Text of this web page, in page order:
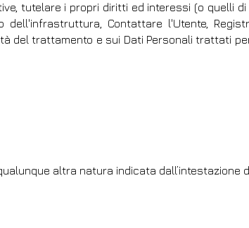
tutelare i propri diritti ed interessi (o quelli
Contattare l'Utente,
del trattamento e sui Dati Personali trattati
altra natura indicata dall’intestazione